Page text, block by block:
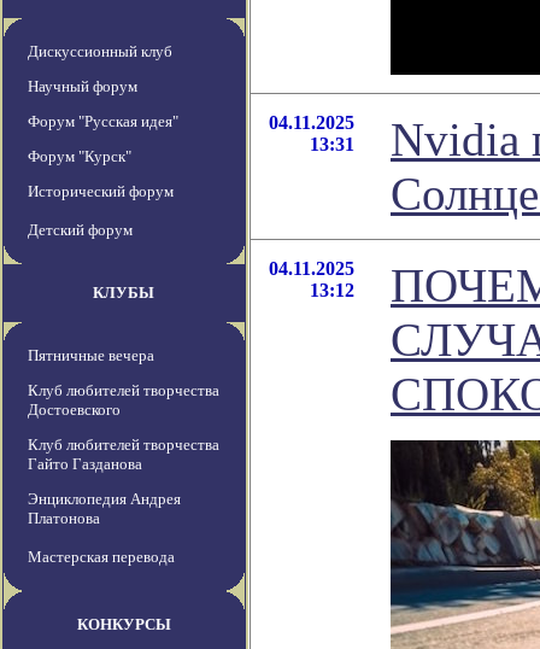
Дискуссионный клуб
Научный форум
Форум "Русская идея"
Форум "Курск"
Исторический форум
Детский форум
КЛУБЫ
Пятничные вечера
Клуб любителей творчества
Достоевского
Клуб любителей творчества
Гайто Газданова
Энциклопедия Андрея
Платонова
Мастерская перевода
КОНКУРСЫ
04.11.2025
13:31
Nvidia
04.11.2025
13:12